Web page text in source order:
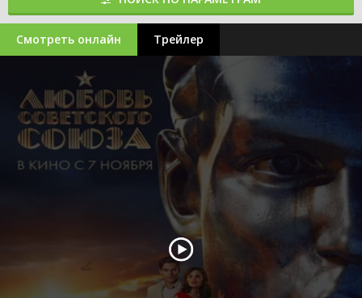
Смотреть онлайн Трейлер